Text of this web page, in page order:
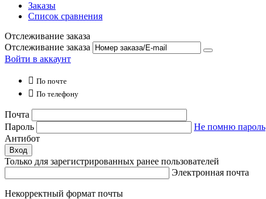
Заказы
Список сравнения
Отслеживание заказа
Отслеживание заказа
Войти в аккаунт
 По почте
 По телефону
Почта
Пароль
Не помню пароль
Антибот
Вход
Только для зарегистрированных ранее пользователей
Электронная почта
Некорректный формат почты